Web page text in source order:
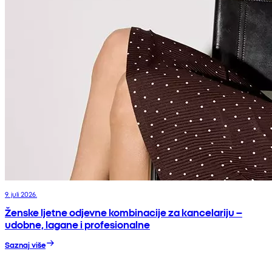
9. juli 2026.
Ženske ljetne odjevne kombinacije za kancelariju –
udobne, lagane i profesionalne
Saznaj više